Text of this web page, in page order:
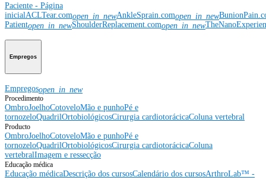
Paciente - Página
inicial ACLTear.comopen_in_newAnkleSprain.comopen_in_new
Patientopen_in_newShoulderReplacement.comopen_in_new
Empregos
Empregosopen_in_new
Procedimento
OmbroJoelhoCotoveloMão e punhoPé e
tornozeloQuadrilOrtobiológicosCirurgia cardiotorácicaColuna vertebral
Producto
OmbroJoelhoCotoveloMão e punhoPé e
tornozeloQuadrilOrtobiológicosCirurgia cardiotorácicaColuna
vertebralImagem e ressecção
Educação médica
Educação médicaDescrição dos cursosCalendário dos cursosArthroLab™ -